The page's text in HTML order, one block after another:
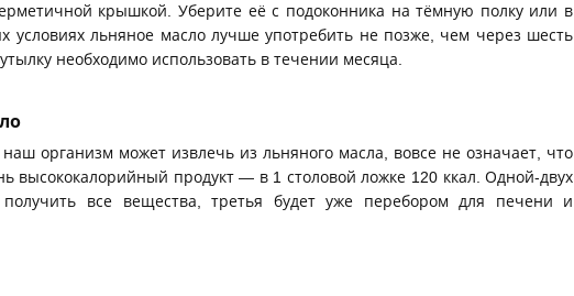
крышкой. Уберите её с подоконника на тёмную полку или в
условиях льняное масло лучше употребить не позже, чем через шесть
необходимо использовать в течении месяца.
организм может извлечь из льняного масла, вовсе не означает, что
высококалорийный продукт — в 1 столовой ложке 120 ккал. Одной-двух
все вещества, третья будет уже перебором для печени и